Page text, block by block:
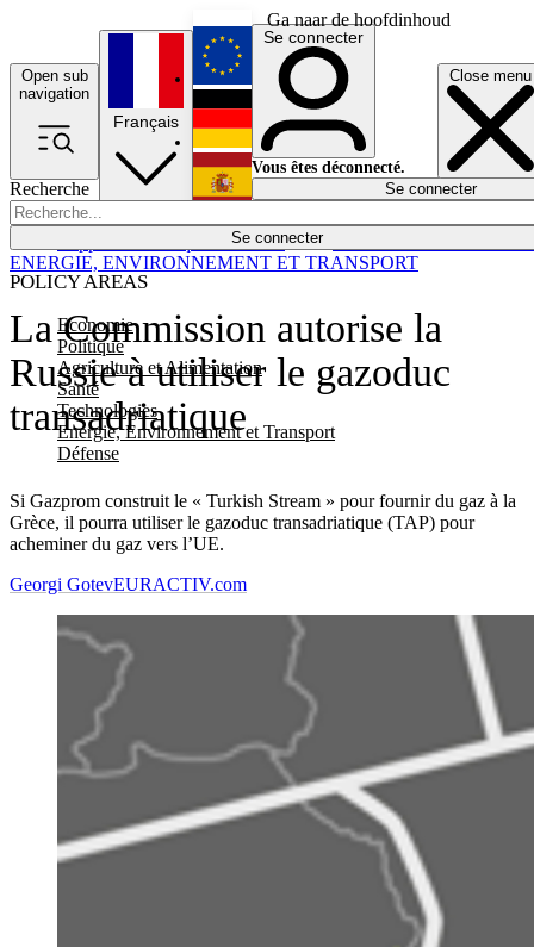
Ga naar de hoofdinhoud
Open sub
navigation
Close menu
Recherche
Se connecter
POLICY AREAS
Economie
Politique
Agriculture et Alimentation
Santé
Technologies
Energie, Environnement et Transport
Défense
Économie
Français
English
Deutsch
Español
Se connecter
Vous êtes déconnecté.
Se connecter
La Commission autorise la
Russie à utiliser le gazoduc
transadriatique
Si Gazprom construit le « Turkish Stream » pour fournir du gaz à la
Grèce, il pourra utiliser le gazoduc transadriatique (TAP) pour
acheminer du gaz vers l’UE.
ENERGIE, ENVIRONNEMENT ET TRANSPORT
Georgi GotevEURACTIV.com